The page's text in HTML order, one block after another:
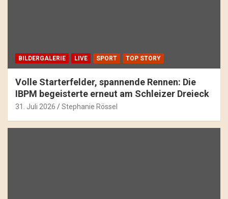
BILDERGALERIE LIVE SPORT TOP STORY
Volle Starterfelder, spannende Rennen: Die
IBPM begeisterte erneut am Schleizer Dreieck
31. Juli 2026 Stephanie Rössel